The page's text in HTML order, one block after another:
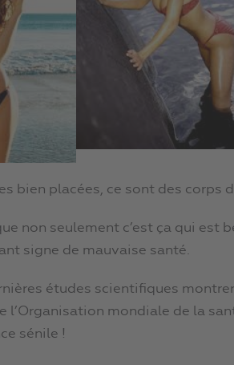
bien placées, ce sont des corps
non seulement c’est ça qui est
signe de mauvaise santé.
études scientifiques
l’Organisation mondiale de la
sénile !